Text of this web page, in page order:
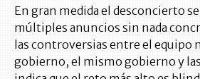
En gran medida el desconcierto
múltiples anuncios sin nada
las controversias entre el equipo
gobierno, el mismo gobierno y